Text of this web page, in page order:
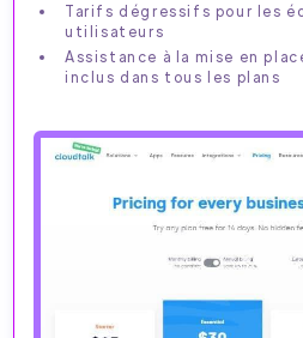
Tarifs dégressifs pour les
utilisateurs
Assistance à la mise en
inclus dans tous les plans